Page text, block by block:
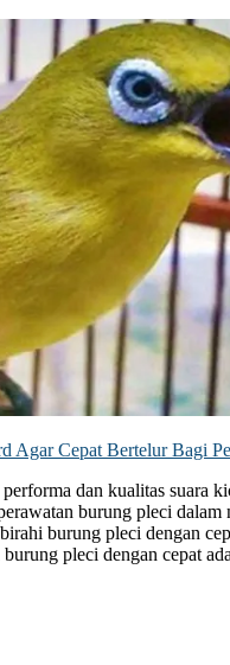
Agar Cepat Bertelur Bagi
dan kualitas suara
burung pleci
burung pleci dengan
pleci dengan cepat